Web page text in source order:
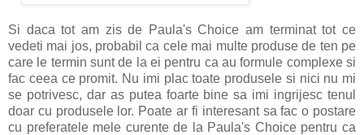
Si daca tot am zis de Paula's Choice am terminat tot ce
vedeti mai jos, probabil ca cele mai multe produse de ten pe
care le termin sunt de la ei pentru ca au formule complexe si
fac ceea ce promit. Nu imi plac toate produsele si nici nu mi
se potrivesc, dar as putea foarte bine sa imi ingrijesc tenul
doar cu produsele lor. Poate ar fi interesant sa fac o postare
cu preferatele mele curente de la Paula's Choice pentru ca